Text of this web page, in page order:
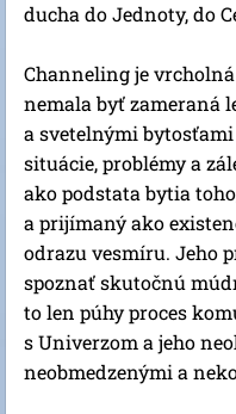
ducha do Jednoty, do
Channeling je
nemala byť zameraná
a svetelnými
situácie, problémy a
ako podstata bytia
a prijímaný ako
odrazu vesmíru. Jeho
spoznať skutočnú
to len púhy proces
s Univerzom a jeho
neobmedzenými a